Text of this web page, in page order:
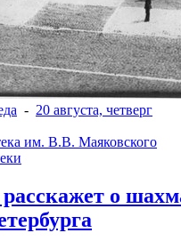
- 20 августа, четверг
им. В.В. Маяковского
о